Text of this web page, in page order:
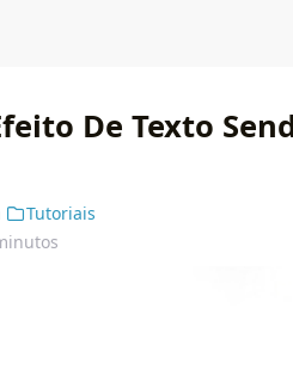
De Texto
Tutoriais